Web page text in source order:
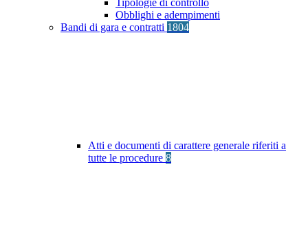
Tipologie di controllo
Obblighi e adempimenti
Bandi di gara e contratti 1804
Atti e documenti di carattere generale riferiti a
tutte le procedure 8